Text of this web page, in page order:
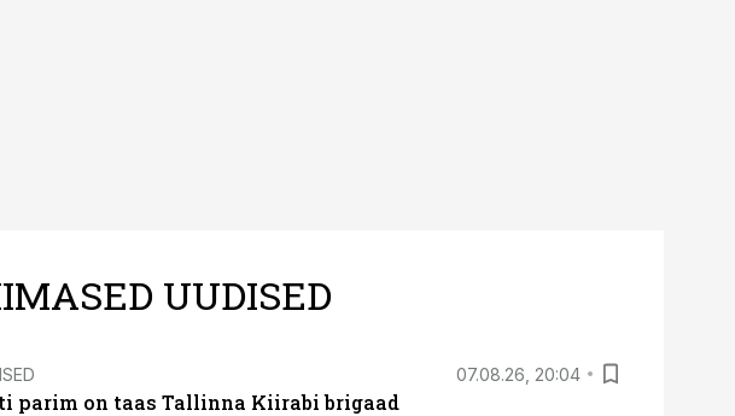
UUDISED
07.08.26, 20:04
parim on taas Tallinna Kiirabi brigaad